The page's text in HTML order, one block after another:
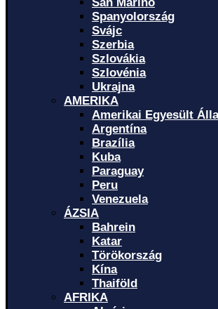
Spanyolország
Svájc
Szerbia
Szlovákia
Szlovénia
Ukrajna
AMERIKA
Amerikai Egyesült
Argentína
Brazília
Kuba
Paraguay
Peru
Venezuela
ÁZSIA
Bahrein
Katar
Törökország
Kína
Thaiföld
AFRIKA